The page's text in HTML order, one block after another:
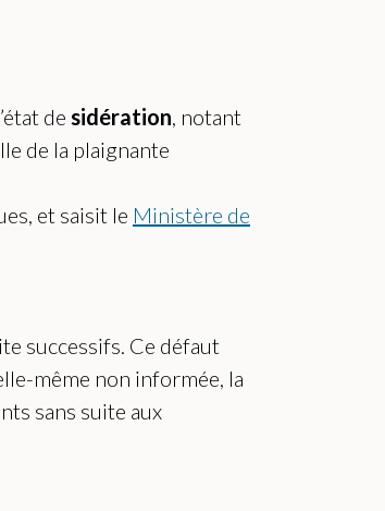
de sidération , notant
de la plaignante
et saisit le Ministère de
successifs. Ce défaut
même non informée, la
sans suite aux